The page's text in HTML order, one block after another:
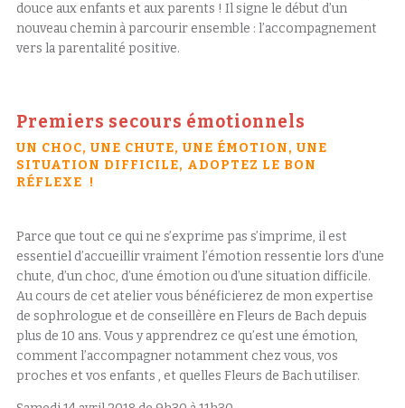
douce aux enfants et aux parents ! Il signe le début d’un
nouveau chemin à parcourir ensemble : l’accompagnement
vers la parentalité positive.
Premiers secours émotionnels
UN CHOC, UNE CHUTE, UNE ÉMOTION, UNE
SITUATION DIFFICILE, ADOPTEZ LE BON
RÉFLEXE !
Parce que tout ce qui ne s’exprime pas s’imprime, il est
essentiel d’accueillir vraiment l’émotion ressentie lors d’une
chute, d’un choc, d’une émotion ou d’une situation difficile.
Au cours de cet atelier vous bénéficierez de mon expertise
de sophrologue et de conseillère en Fleurs de Bach depuis
plus de 10 ans. Vous y apprendrez ce qu’est une émotion,
comment l’accompagner notamment chez vous, vos
proches et vos enfants , et quelles Fleurs de Bach utiliser.